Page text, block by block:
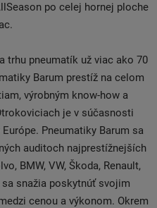
po celej hornej ploche
trhu pneumatík už viac ako 70
Barum prestíž na celom
výrobným know-how a
je v súčasnosti
Pneumatiky Barum sa
auditoch najprestížnejších
BMW, VW, Škoda, Renault,
snažia poskytnúť svojim
cenou a výkonom. Okrem